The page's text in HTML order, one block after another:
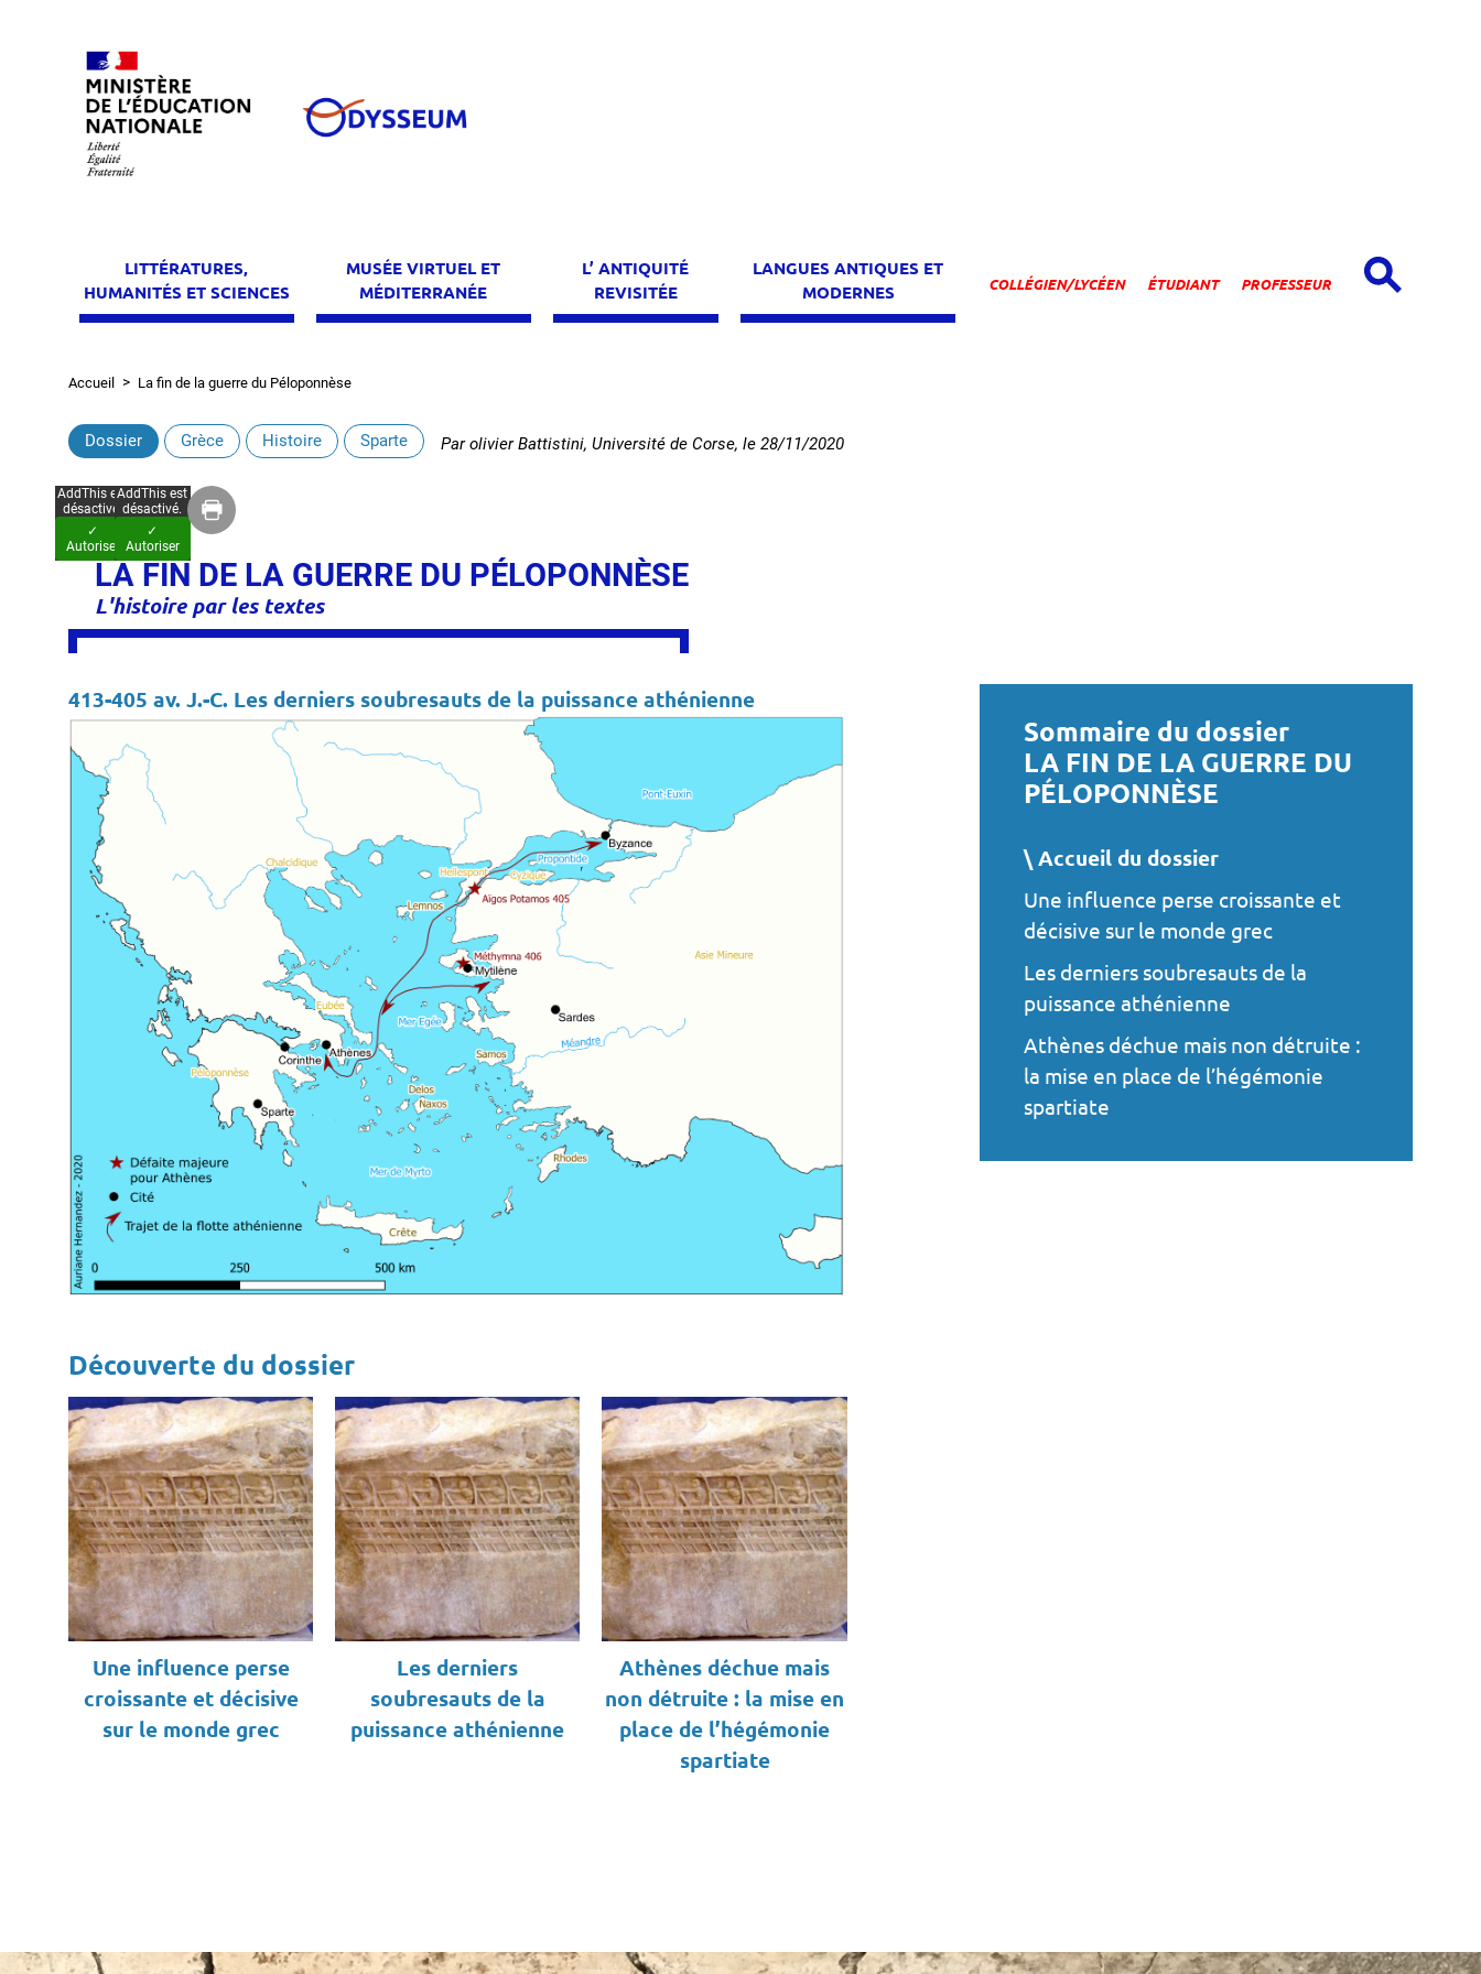
LITTÉRATURES,
HUMANITÉS ET SCIENCES
MUSÉE VIRTUEL ET
MÉDITERRANÉE
L’ ANTIQUITÉ
REVISITÉE
LANGUES ANTIQUES ET
MODERNES
Espaces
COLLÉGIEN/LYCÉEN ÉTUDIANT PROFESSEUR
Fil
d'Ariane
Accueil La fin de la guerre du Péloponnèse
Dossier Grèce Histoire Sparte Parolivier Battistini, Université de Corse, le 28/11/2020
AddThis est
désactivé.
✓
Autoriser
AddThis est
désactivé.
✓
Autoriser
LA FIN DE LA GUERRE DU PÉLOPONNÈSE
L'histoire par les textes
413-405 av. J.-C. Les derniers soubresauts de la puissance athénienne
Découverte du dossier
Une influence perse
croissante et décisive
sur le monde grec
Les derniers
soubresauts de la
puissance athénienne
Athènes déchue mais
non détruite : la mise en
place de l’hégémonie
spartiate
Sommaire du dossier
LA FIN DE LA GUERRE DU
PÉLOPONNÈSE
Accueil du dossier
Une influence perse croissante et
décisive sur le monde grec
Les derniers soubresauts de la
puissance athénienne
Athènes déchue mais non détruite :
la mise en place de l’hégémonie
spartiate